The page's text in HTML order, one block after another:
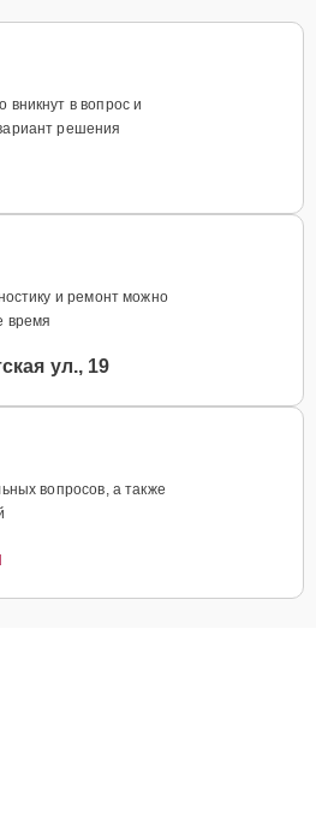
в вопрос и
решения
и ремонт можно
время
ул., 19
вопросов, а также